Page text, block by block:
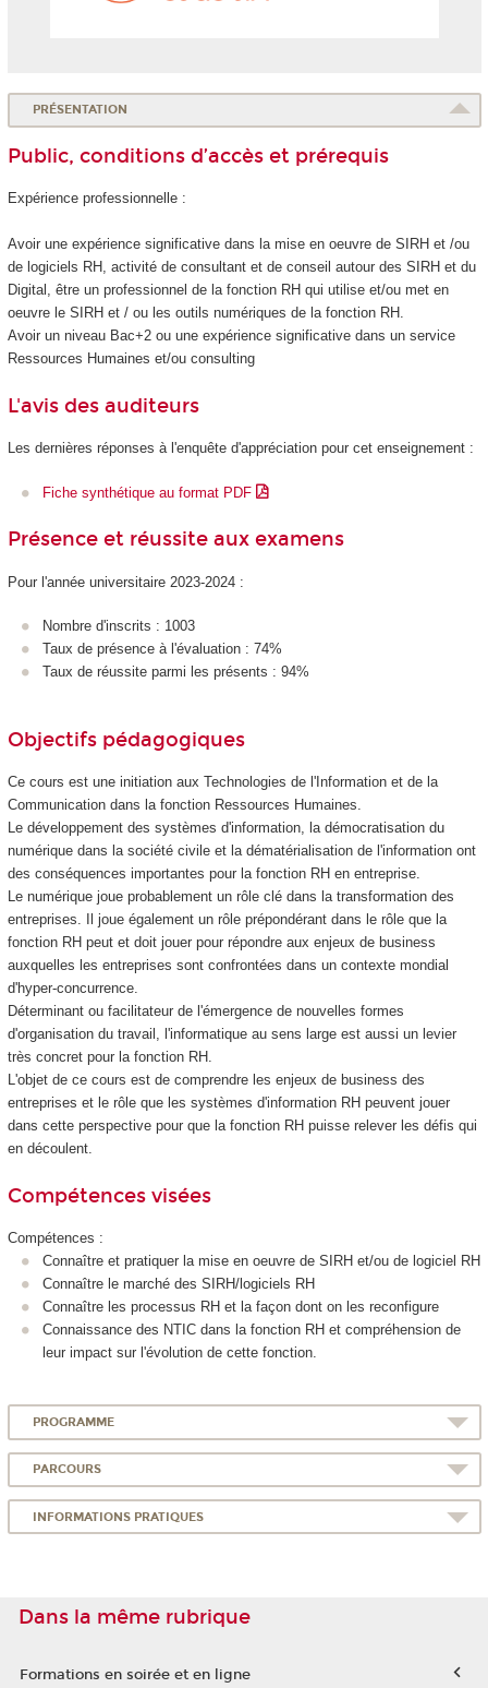
PRÉSENTATION
Public, conditions d’accès et prérequis
Expérience professionnelle :
Avoir une expérience significative dans la mise en oeuvre de SIRH et /ou
de logiciels RH, activité de consultant et de conseil autour des SIRH et du
Digital, être un professionnel de la fonction RH qui utilise et/ou met en
oeuvre le SIRH et / ou les outils numériques de la fonction RH.
Avoir un niveau Bac+2 ou une expérience significative dans un service
Ressources Humaines et/ou consulting
L'avis des auditeurs
Les dernières réponses à l'enquête d'appréciation pour cet enseignement :
Fiche synthétique au format PDF
Présence et réussite aux examens
Pour l'année universitaire 2023-2024 :
Nombre d'inscrits : 1003
Taux de présence à l'évaluation : 74%
Taux de réussite parmi les présents : 94%
Objectifs pédagogiques
Ce cours est une initiation aux Technologies de l'Information et de la
Communication dans la fonction Ressources Humaines.
Le développement des systèmes d'information, la démocratisation du
numérique dans la société civile et la dématérialisation de l'information ont
des conséquences importantes pour la fonction RH en entreprise.
Le numérique joue probablement un rôle clé dans la transformation des
entreprises. Il joue également un rôle prépondérant dans le rôle que la
fonction RH peut et doit jouer pour répondre aux enjeux de business
auxquelles les entreprises sont confrontées dans un contexte mondial
d'hyper-concurrence.
Déterminant ou facilitateur de l'émergence de nouvelles formes
d'organisation du travail, l'informatique au sens large est aussi un levier
très concret pour la fonction RH.
L'objet de ce cours est de comprendre les enjeux de business des
entreprises et le rôle que les systèmes d'information RH peuvent jouer
dans cette perspective pour que la fonction RH puisse relever les défis qui
en découlent.
Compétences visées
Compétences :
Connaître et pratiquer la mise en oeuvre de SIRH et/ou de logiciel RH
Connaître le marché des SIRH/logiciels RH
Connaître les processus RH et la façon dont on les reconfigure
Connaissance des NTIC dans la fonction RH et compréhension de
leur impact sur l'évolution de cette fonction.
PROGRAMME
PARCOURS
INFORMATIONS PRATIQUES
Dans la même rubrique
Formations en soirée et en ligne